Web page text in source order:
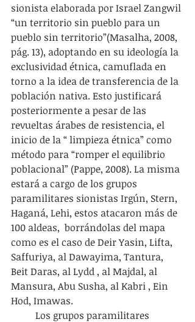
sionista elaborada por Israel Zangwil
“un territorio sin pueblo para un
pueblo sin territorio”(Masalha, 2008,
pág. 13), adoptando en su ideología la
exclusividad étnica, camuflada en
torno a la idea de transferencia de la
población nativa. Esto justificará
posteriormente a pesar de las
revueltas árabes de resistencia, el
inicio de la “ limpieza étnica” como
método para “romper el equilibrio
poblacional” (Pappe, 2008). La misma
estará a cargo de los grupos
paramilitares sionistas Irgún, Stern,
Haganá, Lehi, estos atacaron más de
100 aldeas,  borrándolas del mapa
como es el caso de Deir Yasin, Lifta,
Saffuriya, al Dawayima, Tantura,
Beit Daras, al Lydd , al Majdal, al
Mansura, Abu Susha, al Kabri , Ein
Hod, Imawas.